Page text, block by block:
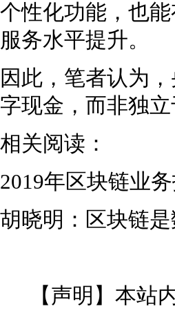
个性化功能，也
服务水平提升。
因此，笔者认为
字现金，而非独
相关阅读：
2019年区块链业
胡晓明：区块链
【声明】本站